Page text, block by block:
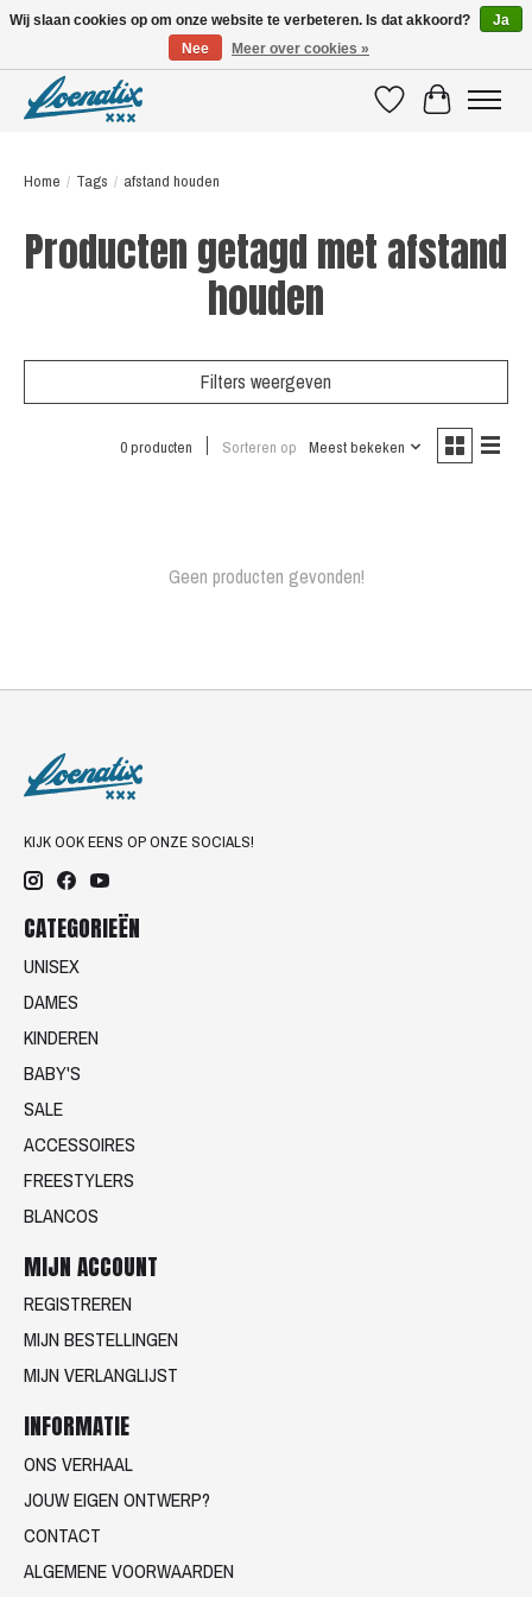
VerlanglijstWinkelwagen
Home / Tags / afstand houden
Producten getagd met afstand
houden
Filters weergeven
0 producten Sorteren op Meest bekeken
Geen producten gevonden!
KIJK OOK EENS OP ONZE SOCIALS!
CATEGORIEËN
UNISEX
DAMES
KINDEREN
BABY'S
SALE
ACCESSOIRES
FREESTYLERS
BLANCOS
MIJN ACCOUNT
REGISTREREN
MIJN BESTELLINGEN
MIJN VERLANGLIJST
INFORMATIE
ONS VERHAAL
JOUW EIGEN ONTWERP?
CONTACT
ALGEMENE VOORWAARDEN
Wij slaan cookies op om onze website te verbeteren. Is dat akkoord?
Ja
Nee
Meer over cookies »